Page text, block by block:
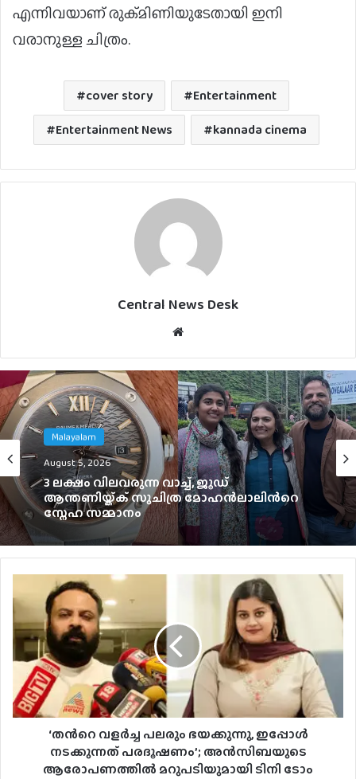
എന്നിവയാണ് രുക്മിണിയുടേതായി ഇനി
വരാനുള്ള ചിത്രം.
cover story
Entertainment
Entertainment News
kannada cinema
Central News Desk
Malayalam
August 5, 2026
3 ലക്ഷം വിലവരുന്ന വാച്ച്, ജൂഡ്
ആന്തണിയ്ക്ക് സുചിത്ര മോഹൻലാലിൻറെ
സ്നേഹ സമ്മാനം
Malayalam
August 4, 2026
ഞെട്ടിക്കാൻ ഉർവശിയും ജോജുവും,
‘ആശ’യുടെ പോസ്റ്റർ പുറത്ത്; റിലീസ്
സെപ്റ്റംബർ 4-ന്
‘തന്‍റെ വളർച്ച പലരും ഭയക്കുന്നു, ഇപ്പോൾ
നടക്കുന്നത് പരദൂഷണം’; അൻസിബയുടെ
ആരോപണത്തിൽ മറുപടിയുമായി ടിനി ടോം